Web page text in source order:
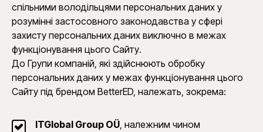
спільними володільцями персональних даних у
розумінні застосовного законодавства у сфері
захисту персональних даних виключно в межах
функціонування цього Сайту.
До Групи компаній, які здійснюють обробку
персональних даних у межах функціонування цього
Сайту під брендом BetterED, належать, зокрема:
ITGlobal Group OÜ, належним чином